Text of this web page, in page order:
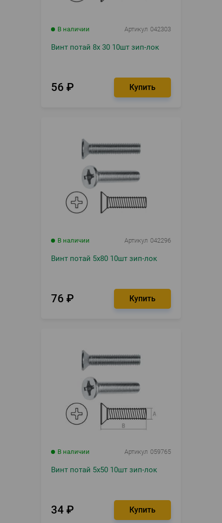
В наличии Артикул 042303
Винт потай 8х 30 10шт зип-лок
56 ₽
В наличии Артикул 042296
Винт потай 5х80 10шт зип-лок
76 ₽
В наличии Артикул 059765
Винт потай 5х50 10шт зип-лок
34 ₽